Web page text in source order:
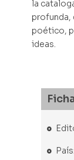
la
profunda,
poético,
ideas.